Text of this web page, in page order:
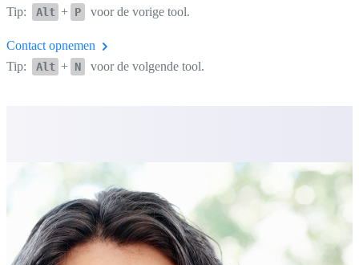
Tip:
Alt + P voor de vorige tool.
Contact opnemen
Tip:
Alt + N voor de volgende tool.